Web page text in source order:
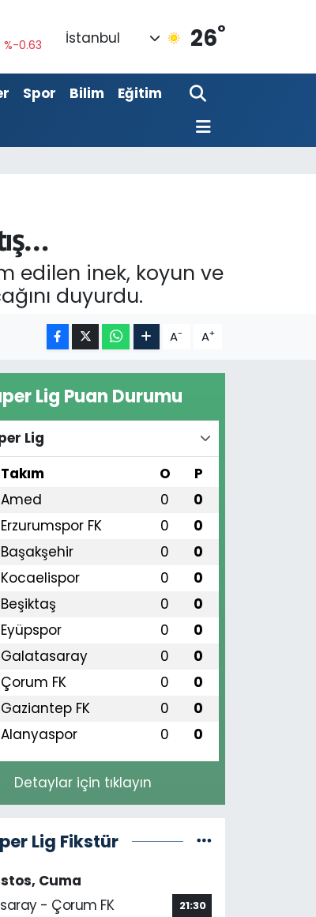
%0.16
0.02
İstanbul 26°
Spor Bilim
Eğitim
edilen inek, koyun ve
duyurdu.
A- A+
Lig Puan Durumu
Lig
Takım O P
Amed 0 0
Erzurumspor FK 0 0
Başakşehir 0 0
Kocaelispor 0 0
Beşiktaş 0 0
Eyüpspor 0 0
Galatasaray 0 0
Çorum FK 0 0
Gaziantep FK 0 0
Alanyaspor 0 0
Detaylar için tıklayın
Lig Fikstür
Cuma
- Çorum FK
21:30